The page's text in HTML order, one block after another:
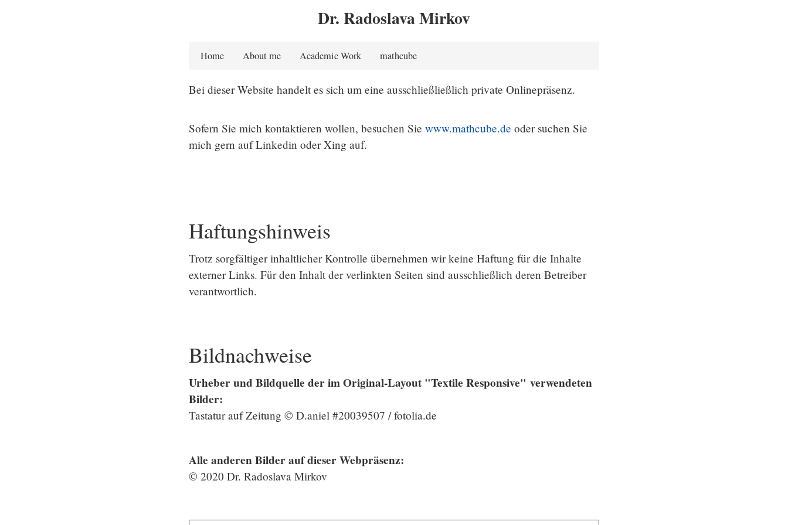
Dr. Radoslava Mirkov
Home About me Academic Work mathcube
Bei dieser Website handelt es sich um eine ausschließließlich private Onlinepräsenz.
Sofern Sie mich kontaktieren wollen, besuchen Sie www.mathcube.de oder suchen Sie
mich gern auf Linkedin oder Xing auf.
Haftungshinweis
Trotz sorgfältiger inhaltlicher Kontrolle übernehmen wir keine Haftung für die Inhalte
externer Links. Für den Inhalt der verlinkten Seiten sind ausschließlich deren Betreiber
verantwortlich.
Bildnachweise
Urheber und Bildquelle der im Original-Layout "Textile Responsive" verwendeten
Bilder:
Tastatur auf Zeitung © D.aniel #20039507 / fotolia.de
Alle anderen Bilder auf dieser Webpräsenz:
© 2020 Dr. Radoslava Mirkov